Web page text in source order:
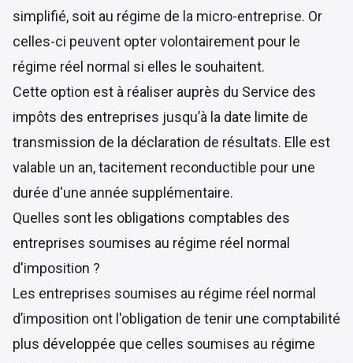
simplifié, soit au régime de la micro-entreprise. Or
celles-ci peuvent opter volontairement pour le
régime réel normal si elles le souhaitent.
Cette option est à réaliser auprès du Service des
impôts des entreprises jusqu’à la date limite de
transmission de la déclaration de résultats. Elle est
valable un an, tacitement reconductible pour une
durée d'une année supplémentaire.
Quelles sont les obligations comptables des
entreprises soumises au régime réel normal
d'imposition ?
Les entreprises soumises au régime réel normal
d’imposition ont l'obligation de tenir une comptabilité
plus développée que celles soumises au régime